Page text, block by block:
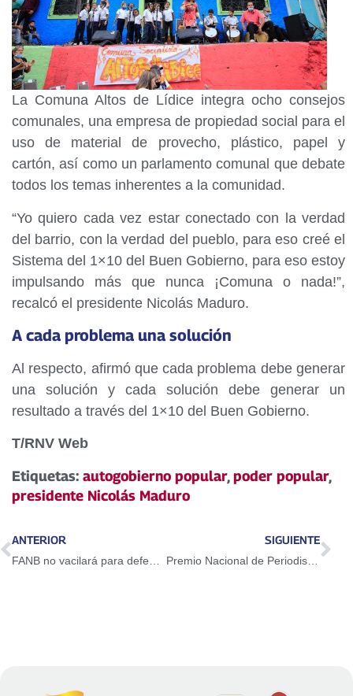
La Comuna Altos de Lídice integra ocho consejos
comunales, una empresa de propiedad social para el
uso de material de provecho, plástico, papel y
cartón, así como un parlamento comunal que debate
todos los temas inherentes a la comunidad.
“Yo quiero cada vez estar conectado con la verdad
del barrio, con la verdad del pueblo, para eso creé el
Sistema del 1×10 del Buen Gobierno, para eso estoy
impulsando más que nunca ¡Comuna o nada!”,
recalcó el presidente Nicolás Maduro.
A cada problema una solución
Al respecto, afirmó que cada problema debe generar
una solución y cada solución debe generar un
resultado a través del 1×10 del Buen Gobierno.
T/RNV Web
Etiquetas: autogobierno popular,poder popular,
presidente Nicolás Maduro
ANTERIOR SIGUIENTE
Premio Nacional de Periodismo será en honor a Earle Herrera